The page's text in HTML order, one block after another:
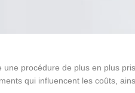
une procédure de plus en plus
qui influencent les coûts,